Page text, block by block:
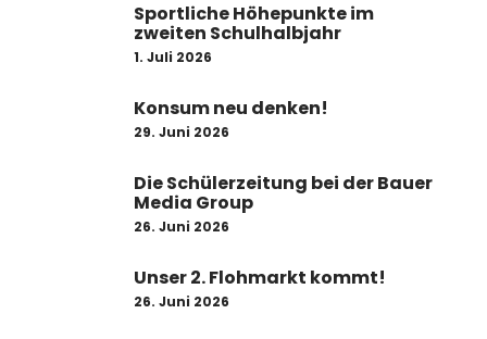
Sportliche Höhepunkte im
zweiten Schulhalbjahr
1. Juli 2026
Konsum neu denken!
29. Juni 2026
Die Schülerzeitung bei der Bauer
Media Group
26. Juni 2026
Unser 2. Flohmarkt kommt!
26. Juni 2026